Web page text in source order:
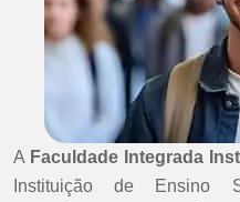
A Faculdade Integrada
Instituição de Ensino